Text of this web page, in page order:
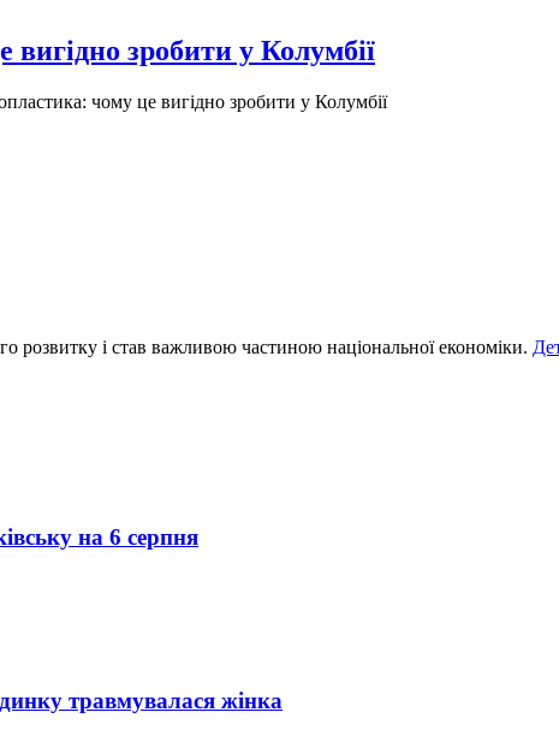
зробити у Колумбії
чому це вигідно зробити у Колумбії
розвитку і став важливою частиною національної економіки.
на 6 серпня
травмувалася жінка